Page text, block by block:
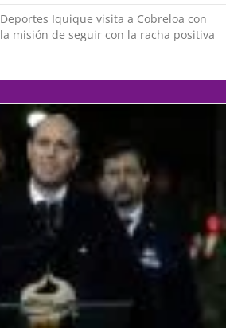
Deportes Iquique visita a Cobreloa con
la misión de seguir con la racha positiva